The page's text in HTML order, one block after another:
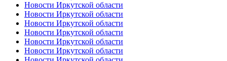
Новости Иркутской области
Новости Иркутской области
Новости Иркутской области
Новости Иркутской области
Новости Иркутской области
Новости Иркутской области